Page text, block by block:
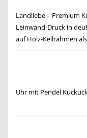
Landliebe – Premium
Leinwand-Druck in
auf Holz-Keilrahmen
Uhr mit Pendel